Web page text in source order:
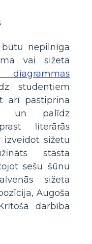
nepilnīga
vai sižeta
diagrammas
studentiem
arī pastiprina
un palīdz
literārās
izveidot sižetu
stāsta
sešu šūnu
sižeta
Augoša
darbība